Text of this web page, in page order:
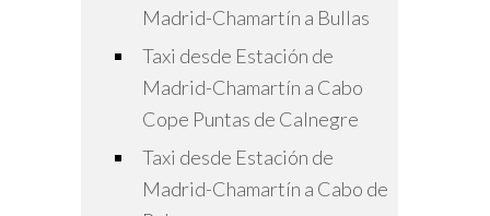
Madrid-Chamartín a Bullas
Taxi desde Estación de
Madrid-Chamartín a Cabo
Cope Puntas de Calnegre
Taxi desde Estación de
Madrid-Chamartín a Cabo de